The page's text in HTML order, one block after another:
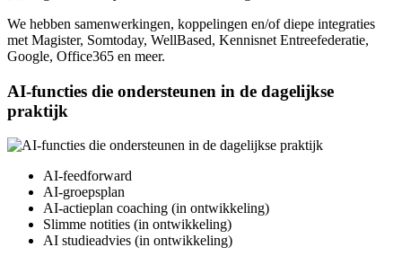
We hebben samenwerkingen, koppelingen en/of diepe integraties
met Magister, Somtoday, WellBased, Kennisnet Entreefederatie,
Google, Office365 en meer.
AI-functies die ondersteunen in de dagelijkse
praktijk
AI-feedforward
AI-groepsplan
AI-actieplan coaching (in ontwikkeling)
Slimme notities (in ontwikkeling)
AI studieadvies (in ontwikkeling)